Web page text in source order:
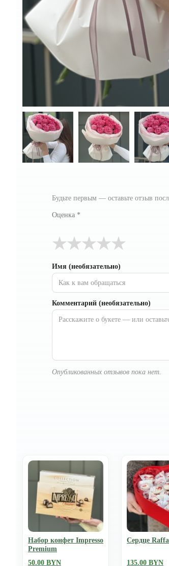
Будьте первым — оставьте отзыв
Оценка *
★
★
★
★
★
Имя (необязательно)
Комментарий (необязательно)
Опубликованных отзывов пока нет.
Набор конфет Impresso
Premium
50.00 BYN
Сердце
135.00 BYN